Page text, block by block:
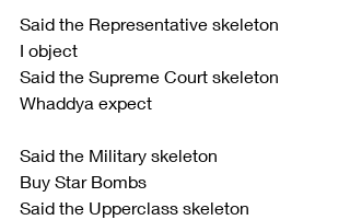
Said the Representative skeleton
I object
Said the Supreme Court skeleton
Whaddya expect
Said the Military skeleton
Buy Star Bombs
Said the Upperclass skeleton